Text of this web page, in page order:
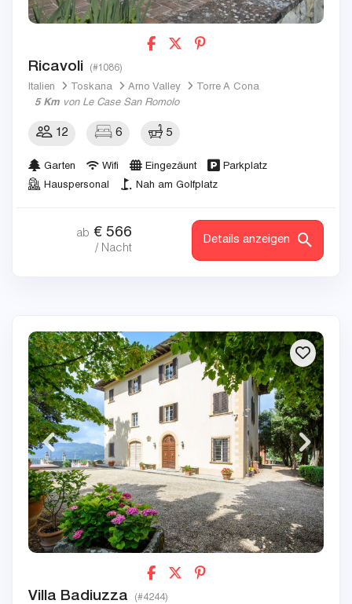
Ricavoli (#1086)
Italien Toskana Arno Valley
Torre A Cona
5 Km von Le Case San Romolo
12 6 5
Garten Wifi Eingezäunt
Parkplatz
Hauspersonal
Nah am Golfplatz
ab € 566
/ Nacht
Details anzeigen
Villa Badiuzza (#4244)